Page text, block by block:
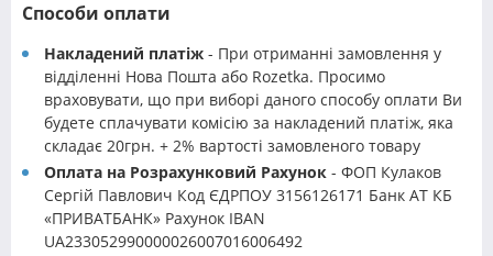
Способи оплати
Накладений платіж - При отриманні замовлення у
відділенні Нова Пошта або Rozetka. Просимо
враховувати, що при виборі даного способу оплати Ви
будете сплачувати комісію за накладений платіж, яка
складає 20грн. + 2% вартості замовленого товару
Оплата на Розрахунковий Рахунок - ФОП Кулаков
Сергій Павлович Код ЄДРПОУ 3156126171 Банк АТ КБ
«ПРИВАТБАНК» Рахунок IBAN
UA233052990000026007016006492